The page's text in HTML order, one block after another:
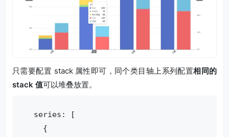
只需要配置 stack 属性即可，同个类目轴上系列配置相同的
stack 值可以堆叠放置。
series: [
{